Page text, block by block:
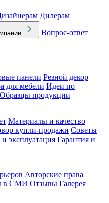
Дилерам
Вопрос-ответ
панели Резной декор
для мебели Идеи по
Образцы продукции
Материалы и качество
купли-продажи Советы
эксплуатация Гарантия и
Авторские права
в СМИ Отзывы Галерея